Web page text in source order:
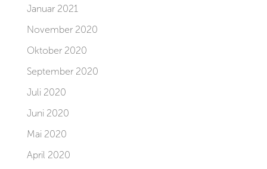
Januar 2021
November 2020
Oktober 2020
September 2020
Juli 2020
Juni 2020
Mai 2020
April 2020